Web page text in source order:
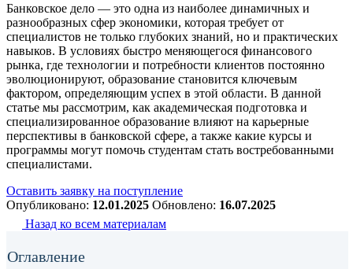
Банковское дело — это одна из наиболее динамичных и
разнообразных сфер экономики, которая требует от
специалистов не только глубоких знаний, но и практических
навыков. В условиях быстро меняющегося финансового
рынка, где технологии и потребности клиентов постоянно
эволюционируют, образование становится ключевым
фактором, определяющим успех в этой области. В данной
статье мы рассмотрим, как академическая подготовка и
специализированное образование влияют на карьерные
перспективы в банковской сфере, а также какие курсы и
программы могут помочь студентам стать востребованными
специалистами.
Оставить заявку на поступление
Опубликовано: 12.01.2025 Обновлено: 16.07.2025
Назад ко всем материалам
Оглавление